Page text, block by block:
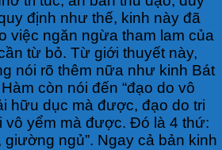
định như thế, kinh này đã
việc ngăn ngừa tham lam của
từ bỏ. Từ giới thuyết này,
nói rõ thêm nữa như kinh Bát
còn nói đến “đạo do vô
hữu dục mà được, đạo do tri
vô yểm mà được. Đó là 4 thứ:
ngủ”. Ngay cả bản kinh